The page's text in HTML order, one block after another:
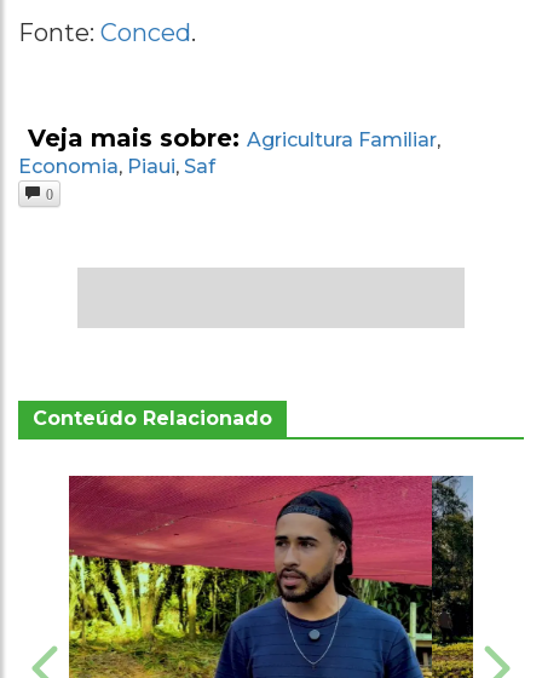
Fonte: Conced.
Veja mais sobre: Agricultura Familiar,
Economia, Piaui, Saf
0
Conteúdo Relacionado